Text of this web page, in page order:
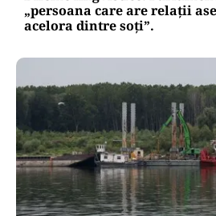
„persoana care are relații
acelora dintre soți”.